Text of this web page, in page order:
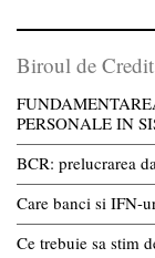
Biroul de Credit
PERSONALE IN
BCR: prelucrarea
Care banci si IFN-
Ce trebuie sa stim